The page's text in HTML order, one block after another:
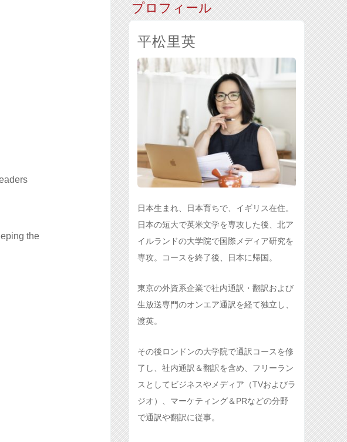
the
プロフィール
平松里英
日本生まれ、日本育ちで、イギリス在住。
日本の短大で英米文学を専攻した後、北ア
イルランドの大学院で国際メディア研究を
専攻。コースを終了後、日本に帰国。
東京の外資系企業で社内通訳・翻訳および
生放送専門のオンエア通訳を経て独立し、
渡英。
その後ロンドンの大学院で通訳コースを修
了し、社内通訳＆翻訳を含め、フリーラン
スとしてビジネスやメディア（TVおよびラ
ジオ）、マーケティング＆PRなどの分野
で通訳や翻訳に従事。